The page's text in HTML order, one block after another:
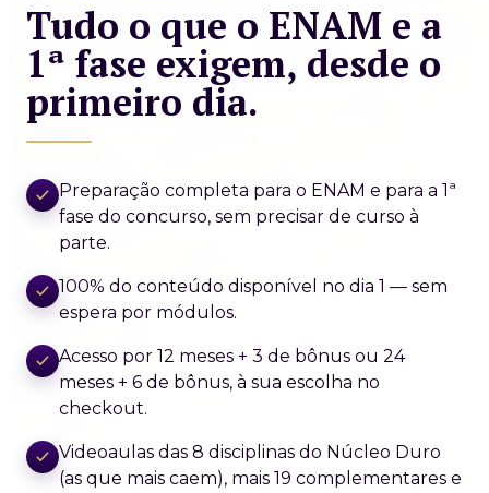
Tudo o que o ENAM e a
1ª fase exigem, desde o
primeiro dia.
Preparação completa para o ENAM e para a 1ª
fase do concurso, sem precisar de curso à
parte.
100% do conteúdo disponível no dia 1 — sem
espera por módulos.
Acesso por 12 meses + 3 de bônus ou 24
meses + 6 de bônus, à sua escolha no
checkout.
Videoaulas das 8 disciplinas do Núcleo Duro
(as que mais caem), mais 19 complementares e